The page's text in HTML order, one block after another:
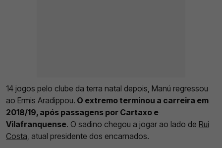
14 jogos pelo clube da terra natal depois, Manú regressou
ao Ermis Aradippou. O extremo terminou a carreira em
2018/19, após passagens por Cartaxo e
Vilafranquense. O sadino chegou a jogar ao lado de Rui
Costa , atual presidente dos encarnados.